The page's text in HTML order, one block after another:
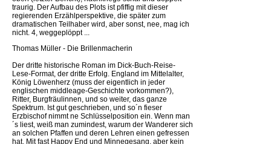
traurig. Der Aufbau des Plots ist pfiffig mit dieser
regierenden Erzählperspektive, die später zum
dramatischen Teilhaber wird, aber sonst, nee, mag ich
nicht. 4, weggeplöppt ...
Thomas Müller - Die Brillenmacherin
Der dritte historische Roman im Dick-Buch-Reise-
Lese-Format, der dritte Erfolg. England im Mittelalter,
König Löwenherz (muss der eigentlich in jeder
englischen middleage-Geschichte vorkommen?),
Ritter, Burgfräulinnen, und so weiter, das ganze
Spektrum. Ist gut geschrieben, und so´n fieser
Erzbischof nimmt ne Schlüsselposition ein. Wenn man
´s liest, weiß man zumindest, warum der Wanderer sich
an solchen Pfaffen und deren Lehren einen gefressen
hat. Mit fast Happy End und Minnegesang, aber kein